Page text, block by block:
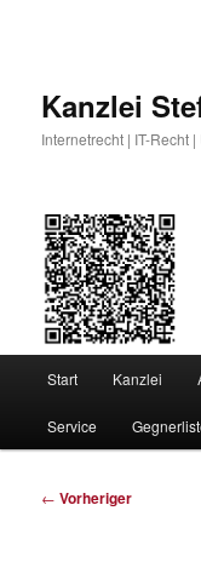
Kanzlei
Internetrecht | IT-Recht
Start Kanzlei
Service
Beitragsnavigation
← Vorheriger